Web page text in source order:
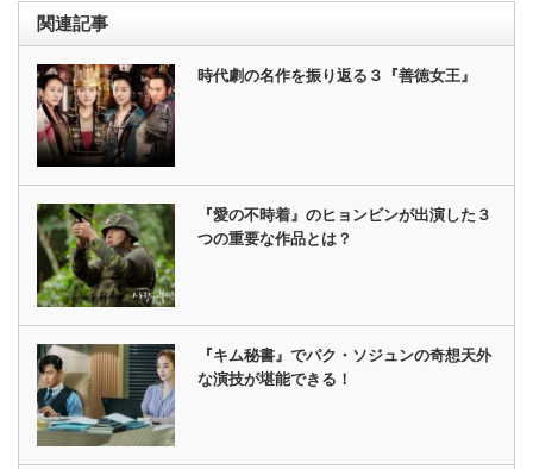
関連記事
時代劇の名作を振り返る３『善徳女王』
『愛の不時着』のヒョンビンが出演した３
つの重要な作品とは？
『キム秘書』でパク・ソジュンの奇想天外
な演技が堪能できる！